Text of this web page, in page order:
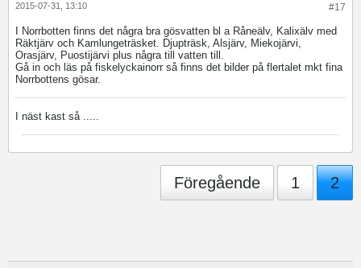
#17
2015-07-31, 13:10
I Norrbotten finns det några bra gösvatten bl a Råneälv, Kalixälv med
Räktjärv och Kamlungeträsket. Djupträsk, Alsjärv, Miekojärvi,
Orasjärv, Puostijärvi plus några till vatten till.
Gå in och läs på fiskelyckainorr så finns det bilder på flertalet mkt fina
Norrbottens gösar.
I näst kast så .....
Föregående 1 2